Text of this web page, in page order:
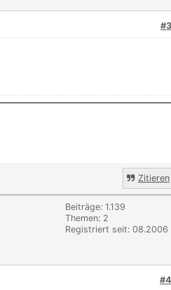
#3
Zitieren
Beiträge: 1.139
Themen: 2
Registriert seit: 08.2006
#4